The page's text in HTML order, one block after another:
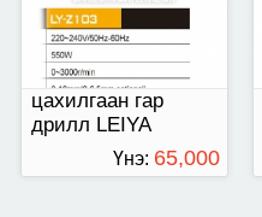
цахилгаан гар
дрилл LEIYA
Үнэ: 65,000